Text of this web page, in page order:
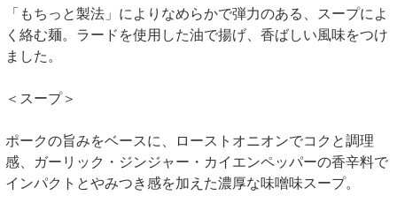
「もちっと製法」によりなめらかで弾力のある、スープによ
く絡む麺。ラードを使用した油で揚げ、香ばしい風味をつけ
ました。
＜スープ＞
ポークの旨みをベースに、ローストオニオンでコクと調理
感、ガーリック・ジンジャー・カイエンペッパーの香辛料で
インパクトとやみつき感を加えた濃厚な味噌味スープ。